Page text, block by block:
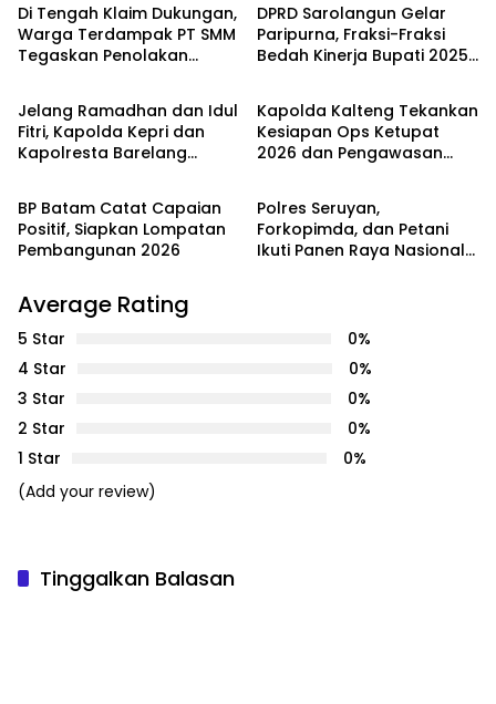
Di Tengah Klaim Dukungan,
Warga Terdampak PT SMM
Tegaskan Penolakan
Dampaknya”
DPRD Sarolangun Gelar
Paripurna, Fraksi-Fraksi
Bedah Kinerja Bupati 2025
PEMERINTAHAN
Jelang Ramadhan dan Idul
Fitri, Kapolda Kepri dan
Kapolresta Barelang
PEMERINTAHAN
Kapolda Kalteng Tekankan
Kesiapan Ops Ketupat
2026 dan Pengawasan
PEMERINTAHAN
BP Batam Catat Capaian
Positif, Siapkan Lompatan
Pembangunan 2026
PEMERINTAHAN
Polres Seruyan,
Forkopimda, dan Petani
Ikuti Panen Raya Nasional
Average Rating
5 Star
0%
4 Star
0%
3 Star
0%
2 Star
0%
1 Star
0%
(Add your review)
Tinggalkan Balasan